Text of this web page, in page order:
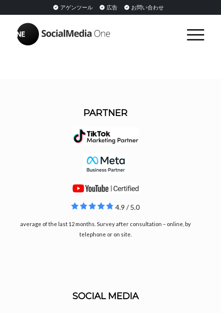
アゲンツール 広告 お問い合わせ
PARTNER
4.9 / 5.0
average of the last 12 months. Survey after consultation – online, by
telephone or on site.
SOCIAL MEDIA